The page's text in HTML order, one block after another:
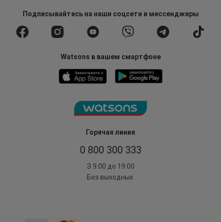
Горячая линия
0 800 300 333
З 9:00 до 19:00
Без выходных
Подписывайтесьна наши соцсети и мессенджеры
Watsons в вашем смартфоне